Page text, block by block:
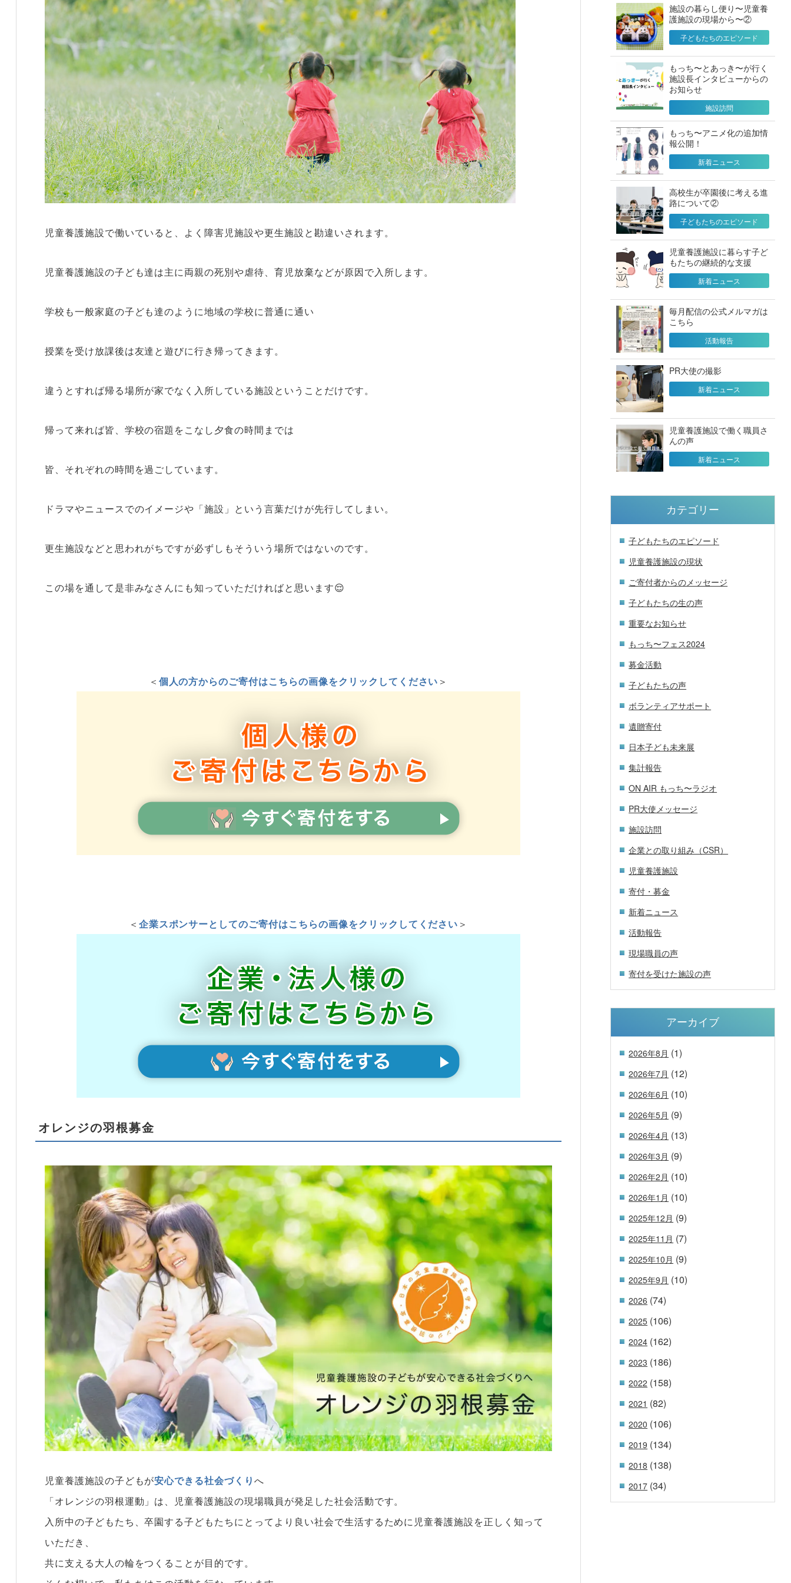
児童養護施設で働いていると、よく障害児施設や更生施設と勘違いされます。
児童養護施設の子ども達は主に両親の死別や虐待、育児放棄などが原因で入所します。
学校も一般家庭の子ども達のように地域の学校に普通に通い
授業を受け放課後は友達と遊びに行き帰ってきます。
違うとすれば帰る場所が家でなく入所している施設ということだけです。
帰って来れば皆、学校の宿題をこなし夕食の時間までは
皆、それぞれの時間を過ごしています。
ドラマやニュースでのイメージや「施設」という言葉だけが先行してしまい。
更生施設などと思われがちですが必ずしもそういう場所ではないのです。
この場を通して是非みなさんにも知っていただければと思います😌
＜ 個人の方からのご寄付はこちらの画像をクリックしてください ＞
＜ 企業スポンサーとしてのご寄付はこちらの画像をクリックしてください ＞
オレンジの羽根募金
児童養護施設の子どもが安心できる社会づくりへ
「オレンジの羽根運動」は、児童養護施設の現場職員が発足した社会活動です。
入所中の子どもたち、卒園する子どもたちにとってより良い社会で生活するために児童養護施設を正しく知って
いただき、
共に支える大人の輪をつくることが目的です。
施設の暮らし便り〜児童養
護施設の現場から〜②
子どもたちのエピソード
もっち〜とあっき〜が行く
施設長インタビューからの
お知らせ
施設訪問
もっち〜アニメ化の追加情
報公開！
新着ニュース
高校生が卒園後に考える進
路について②
子どもたちのエピソード
児童養護施設に暮らす子ど
もたちの継続的な支援
新着ニュース
毎月配信の公式メルマガは
こちら
活動報告
PR大使の撮影
新着ニュース
児童養護施設で働く職員さ
んの声
新着ニュース
カテゴリー
子どもたちのエピソード
児童養護施設の現状
ご寄付者からのメッセージ
子どもたちの生の声
重要なお知らせ
もっち〜フェス2024
募金活動
子どもたちの声
ボランティアサポート
遺贈寄付
日本子ども未来展
集計報告
ON AIR もっち〜ラジオ
PR大使メッセージ
施設訪問
企業との取り組み（CSR）
児童養護施設
寄付・募金
新着ニュース
活動報告
現場職員の声
寄付を受けた施設の声
アーカイブ
2026年8月 (1)
2026年7月 (12)
2026年6月 (10)
2026年5月 (9)
2026年4月 (13)
2026年3月 (9)
2026年2月 (10)
2026年1月 (10)
2025年12月 (9)
2025年11月 (7)
2025年10月 (9)
2025年9月 (10)
2026 (74)
2025 (106)
2024 (162)
2023 (186)
2022 (158)
2021 (82)
2020 (106)
2019 (134)
2018 (138)
2017 (34)